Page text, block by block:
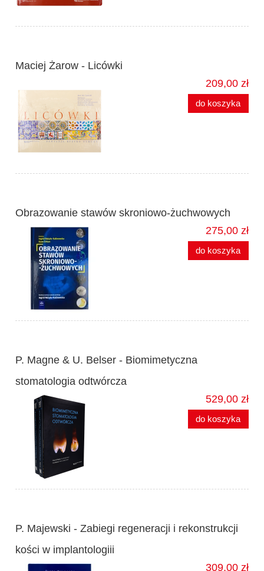
Maciej Żarow - Licówki
209,00 zł
do koszyka
Obrazowanie stawów skroniowo-żuchwowych
275,00 zł
do koszyka
P. Magne & U. Belser - Biomimetyczna
stomatologia odtwórcza
529,00 zł
do koszyka
P. Majewski - Zabiegi regeneracji i rekonstrukcji
kości w implantologiii
309,00 zł